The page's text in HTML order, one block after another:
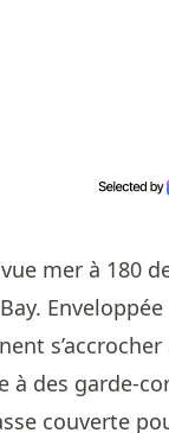
mer à 180
à des garde-
couverte